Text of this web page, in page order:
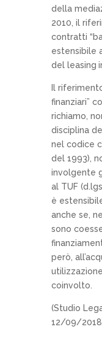
della
2010, il
contratti
estensibile
del leasing
Il
finanziari”
richiamo,
disciplina
nel codice
del 1993),
involgente
al TUF
è
anche se,
sono
però,
coinvolto.
(Studio
12/09/